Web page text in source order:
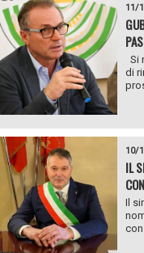
11/
Si
di
10/
IL
Il
con